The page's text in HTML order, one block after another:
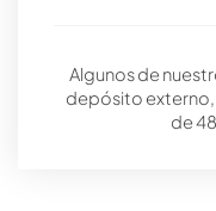
Algunos de
depósito externo,
de